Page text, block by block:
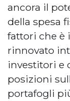
ancora il
della spesa
fattori che è
rinnovato
investitori e
posizioni
portafogli